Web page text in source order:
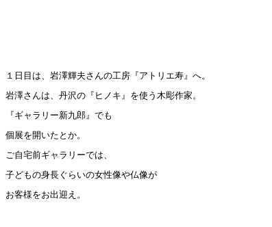
１日目は、岩澤輝夫さんの工房『アトリエ寿』へ。
岩澤さんは、丹沢の『ヒノキ』を使う木彫作家。
『ギャラリー新九郎』でも
個展を開いたとか。
ご自宅前ギャラリーでは、
子どもの身長ぐらいの女性像や仏像が
お客様をお出迎え。